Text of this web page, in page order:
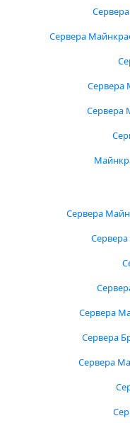
Сервера
Сервера
Сервера
Сервера
Сервера
Сервера
Сервера